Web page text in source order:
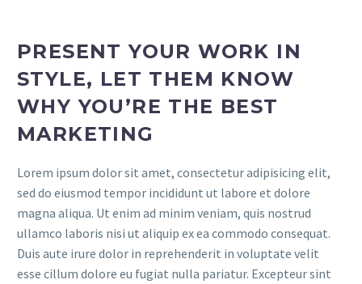
PRESENT YOUR WORK IN
STYLE, LET THEM KNOW
WHY YOU’RE THE BEST
MARKETING
Lorem ipsum dolor sit amet, consectetur adipisicing elit,
sed do eiusmod tempor incididunt ut labore et dolore
magna aliqua. Ut enim ad minim veniam, quis nostrud
ullamco laboris nisi ut aliquip ex ea commodo consequat.
Duis aute irure dolor in reprehenderit in voluptate velit
esse cillum dolore eu fugiat nulla pariatur. Excepteur sint